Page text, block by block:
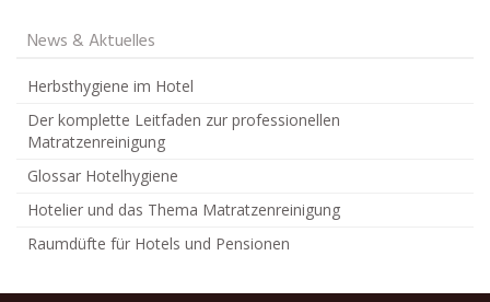
News & Aktuelles
Herbsthygiene im Hotel
Der komplette Leitfaden zur professionellen
Matratzenreinigung
Glossar Hotelhygiene
Hotelier und das Thema Matratzenreinigung
Raumdüfte für Hotels und Pensionen